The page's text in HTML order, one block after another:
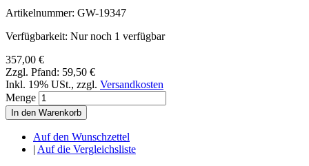
Artikelnummer: GW-19347
Verfügbarkeit: Nur noch 1 verfügbar
357,00 €
Zzgl. Pfand: 59,50 €
Inkl. 19% USt., zzgl. Versandkosten
Menge
In den Warenkorb
Auf den Wunschzettel
| Auf die Vergleichsliste